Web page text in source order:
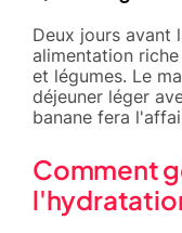
Deux jours avant
alimentation
et légumes. Le
déjeuner léger
banane fera
Comment